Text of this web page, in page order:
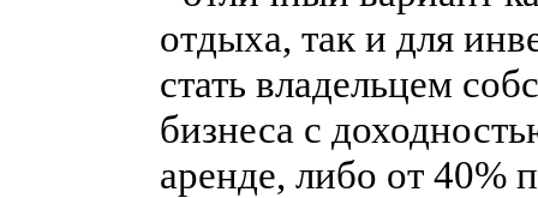
отдыха, так и для
стать владельцем
бизнеса с
аренде, либо от 40%